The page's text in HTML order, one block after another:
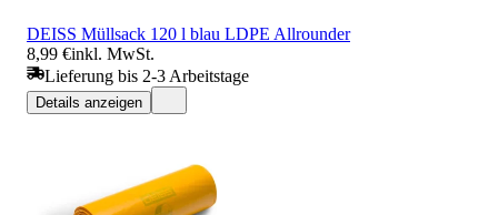
DEISS Müllsack 120 l blau LDPE Allrounder
8,99 €inkl. MwSt.
Lieferung bis 2-3 Arbeitstage
Details anzeigen